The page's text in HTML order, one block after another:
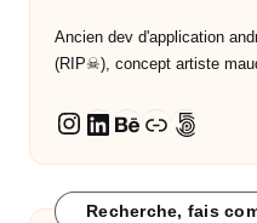
Ancien dev d'application
(RIP☠︎︎), concept artiste
Instagram
LinkedIn
Behance
Lien500px
Recherche, fais